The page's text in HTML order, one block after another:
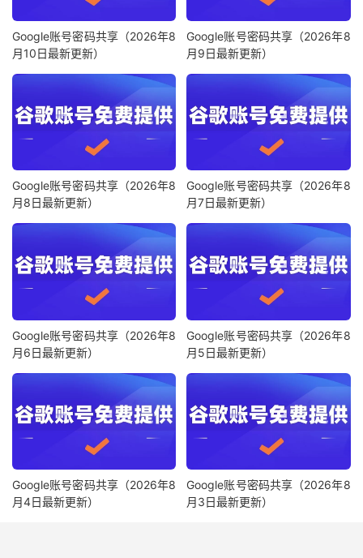
Google账号密码共享（2026年8
月10日最新更新）
Google账号密码共享（2026年8
月9日最新更新）
Google账号密码共享（2026年8
月8日最新更新）
Google账号密码共享（2026年8
月7日最新更新）
Google账号密码共享（2026年8
月6日最新更新）
Google账号密码共享（2026年8
月5日最新更新）
Google账号密码共享（2026年8
月4日最新更新）
Google账号密码共享（2026年8
月3日最新更新）